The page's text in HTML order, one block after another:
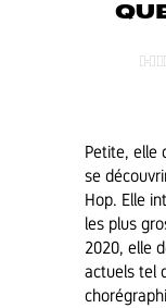
Petite, elle
se
Hop. Elle
les plus
2020, elle
actuels tel